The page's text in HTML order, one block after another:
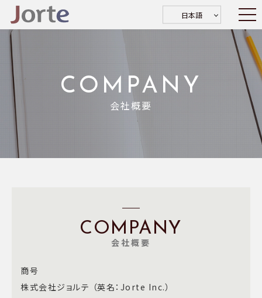
日本語
COMPANY
会社概要
COMPANY
会社概要
商号
株式会社ジョルテ （英名：Jorte Inc.）